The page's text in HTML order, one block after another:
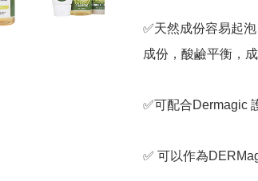
✅天然成份容易起
成份，酸鹼平衡，
✅可配合Dermagic
✅ 可以作為